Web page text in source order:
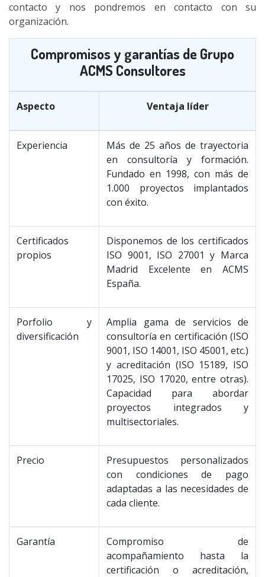
contacto y nos pondremos en contacto con su
organización.
Compromisos y garantías de Grupo
ACMS Consultores
Aspecto Ventaja líder
Experiencia
Más de 25 años de trayectoria
en consultoría y formación.
Fundado en 1998, con más de
1.000 proyectos implantados
con éxito.
Certificados
propios
Disponemos de los certificados
ISO 9001, ISO 27001 y Marca
Madrid Excelente en ACMS
España.
Porfolio y
diversificación
Amplia gama de servicios de
consultoría en certificación (ISO
9001, ISO 14001, ISO 45001, etc.)
y acreditación (ISO 15189, ISO
17025, ISO 17020, entre otras).
Capacidad para abordar
proyectos integrados y
multisectoriales.
Precio
Presupuestos personalizados
con condiciones de pago
adaptadas a las necesidades de
cada cliente.
Garantía
Compromiso de
acompañamiento hasta la
certificación o acreditación,